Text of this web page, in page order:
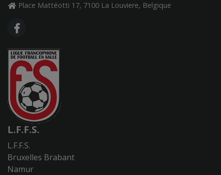
Place Mattéotti 17, 7100 La Louviere, Belgique
FA FACEBOOK F
L.F.F.S.
L.F.F.S.
Bruxelles Brabant
Namur